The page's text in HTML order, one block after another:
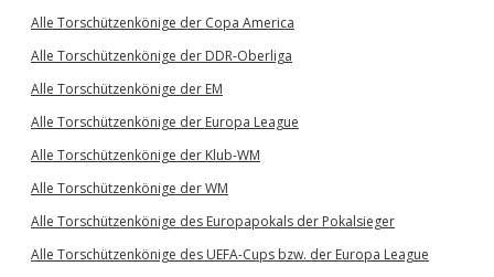
Alle Torschützenkönige der Copa America
Alle Torschützenkönige der DDR-Oberliga
Alle Torschützenkönige der EM
Alle Torschützenkönige der Europa League
Alle Torschützenkönige der Klub-WM
Alle Torschützenkönige der WM
Alle Torschützenkönige des Europapokals der Pokalsieger
Alle Torschützenkönige des UEFA-Cups bzw. der Europa League